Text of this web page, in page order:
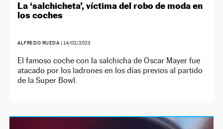
La ‘salchicheta’, víctima del robo de moda en
los coches
ALFREDO RUEDA | 14/02/2023
El famoso coche con la salchicha de Oscar Mayer fue
atacado por los ladrones en los días previos al partido
de la Super Bowl.